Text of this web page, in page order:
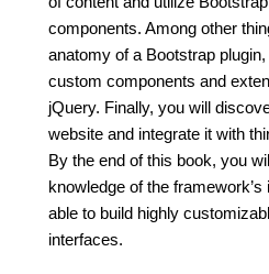
components. Among other
anatomy of a Bootstrap
custom components and
jQuery. Finally, you will
website and integrate it with
By the end of this book, you
knowledge of the
able to build highly
interfaces.